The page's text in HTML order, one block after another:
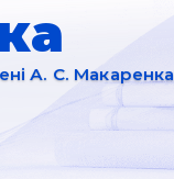
А. С. Макаренка